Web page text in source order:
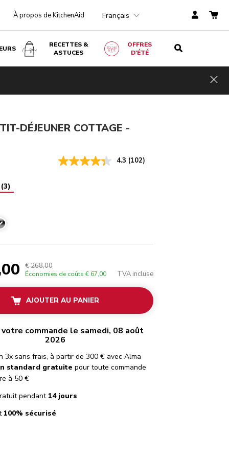
À propos de KitchenAid Français
RECETTES &
ASTUCES
OFFRES
D'ÉTÉ
Acier
€ 268,00
DÉJEUNER COTTAGE -
4.3 (102)
3)
€ 268,00
Économies de coûts € 67,00 TVA incluse
AJOUTER AU PANIER
votre commande le samedi, 08 août
2026
3x sans frais, à partir de 300 € avec Alma
standard gratuite pour toute commande
à 50 €
pendant 14 jours
100% sécurisé